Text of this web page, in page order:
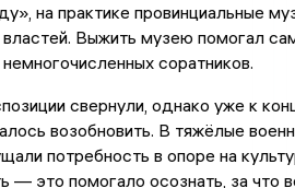
на практике провинциальные
Выжить музею помогал
соратников.
свернули, однако уже к
возобновить. В тяжёлые
потребность в опоре на
— это помогало осознать, за что